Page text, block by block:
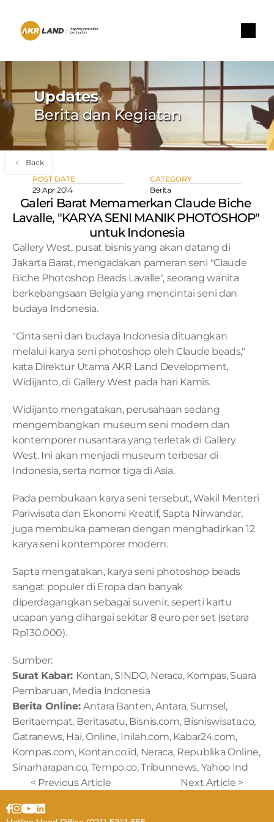
Updates
Berita dan Kegiatan
Back
POST DATE
29 Apr 2014
CATEGORY
Berita
Galeri Barat Memamerkan Claude Biche
Lavalle, "KARYA SENI MANIK PHOTOSHOP"
untuk Indonesia
Gallery West, pusat bisnis yang akan datang di
Jakarta Barat, mengadakan pameran seni "Claude
Biche Photoshop Beads Lavalle", seorang wanita
berkebangsaan Belgia yang mencintai seni dan
budaya Indonesia.
"Cinta seni dan budaya Indonesia dituangkan
melalui karya seni photoshop oleh Claude beads,"
kata Direktur Utama AKR Land Development,
Widijanto, di Gallery West pada hari Kamis.
Widijanto mengatakan, perusahaan sedang
mengembangkan museum seni modern dan
kontemporer nusantara yang terletak di Gallery
West. Ini akan menjadi museum terbesar di
Indonesia, serta nomor tiga di Asia.
Pada pembukaan karya seni tersebut, Wakil Menteri
Pariwisata dan Ekonomi Kreatif, Sapta Nirwandar,
juga membuka pameran dengan menghadirkan 12
karya seni kontemporer modern.
Sapta mengatakan, karya seni photoshop beads
sangat populer di Eropa dan banyak
diperdagangkan sebagai suvenir, seperti kartu
ucapan yang dihargai sekitar 8 euro per set (setara
Rp130.000).
Sumber:
Surat Kabar: Kontan, SINDO, Neraca, Kompas, Suara
Pembaruan, Media Indonesia
Berita Online: Antara Banten, Antara, Sumsel,
Beritaempat, Beritasatu, Bisnis.com, Bisniswisata.co,
Gatranews, Hai, Online, Inilah.com, Kabar24.com,
Kompas.com, Kontan.co.id, Neraca, Republika Online,
Sinarharapan.co, Tempo.co, Tribunnews, Yahoo Ind
< Previous Article
Next Article >